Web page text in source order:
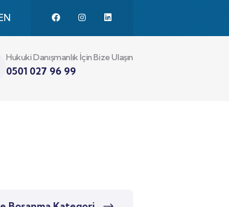
Hukuki Danışmanlık İçin Bize Ulaşın
0501 027 96 99